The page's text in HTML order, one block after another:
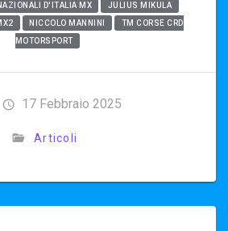
D'ITALIA MX
JULIUS MIKULA
NICCOLO MANNINI
TM CORSE CRD
MOTORSPORT
17 Febbraio 2025
Articoli